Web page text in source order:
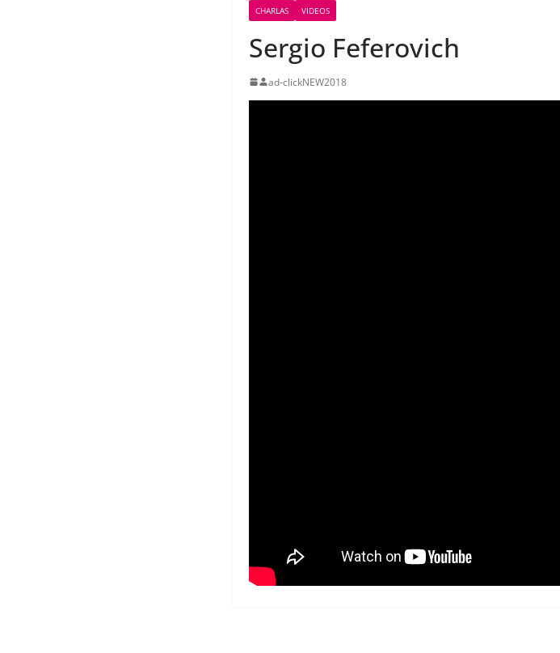
CHARLAS VIDEOS
Sergio Feferovich
ad-clickNEW2018